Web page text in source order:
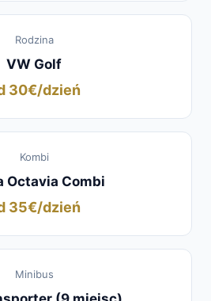
Rodzina
VW Golf
30€/dzień
Kombi
Octavia Combi
35€/dzień
Minibus